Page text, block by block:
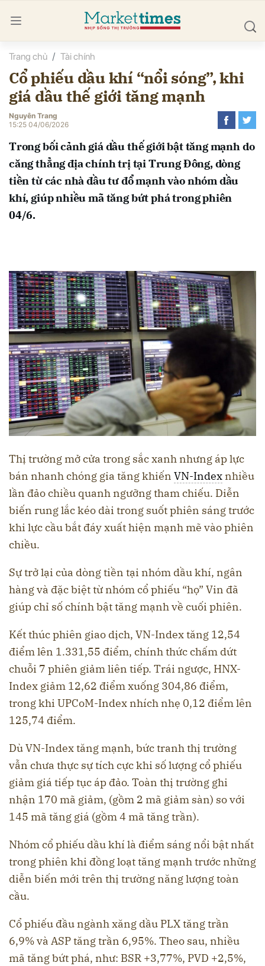
Trang chủ Tài chính
Cổ phiếu dầu khí “nổi sóng”, khi
giá dầu thế giới tăng mạnh
Nguyên Trang
15:25 04/06/2026
Trong bối cảnh giá dầu thế giới bật tăng mạnh do
căng thẳng địa chính trị tại Trung Đông, dòng
tiền từ các nhà đầu tư đổ mạnh vào nhóm dầu
khí, giúp nhiều mã tăng bứt phá trong phiên
04/6.
Thị trường mở cửa trong sắc xanh nhưng áp lực
bán nhanh chóng gia tăng khiến VN-Index nhiều
lần đảo chiều quanh ngưỡng tham chiếu. Diễn
biến rung lắc kéo dài trong suốt phiên sáng trước
khi lực cầu bắt đáy xuất hiện mạnh mẽ vào phiên
chiều.
Sự trở lại của dòng tiền tại nhóm dầu khí, ngân
hàng và đặc biệt từ nhóm cổ phiếu “họ” Vin đã
giúp chỉ số chính bật tăng mạnh về cuối phiên.
Kết thúc phiên giao dịch, VN-Index tăng 12,54
điểm lên 1.331,55 điểm, chính thức chấm dứt
chuỗi 7 phiên giảm liên tiếp. Trái ngược, HNX-
Index giảm 12,62 điểm xuống 304,86 điểm,
trong khi UPCoM-Index nhích nhẹ 0,12 điểm lên
125,74 điểm.
Dù VN-Index tăng mạnh, bức tranh thị trường
vẫn chưa thực sự tích cực khi số lượng cổ phiếu
giảm giá tiếp tục áp đảo. Toàn thị trường ghi
nhận 170 mã giảm, (gồm 2 mã giảm sàn) so với
145 mã tăng giá (gồm 4 mã tăng trần).
Nhóm cổ phiếu dầu khí là điểm sáng nổi bật nhất
trong phiên khi đồng loạt tăng mạnh trước những
diễn biến mới trên thị trường năng lượng toàn
cầu.
Cổ phiếu đầu ngành xăng dầu PLX tăng trần
6,9% và ASP tăng trần 6,95%. Theo sau, nhiều
mã tăng bứt phá, như: BSR +3,77%, PVD +2,5%,
luận
Hủy